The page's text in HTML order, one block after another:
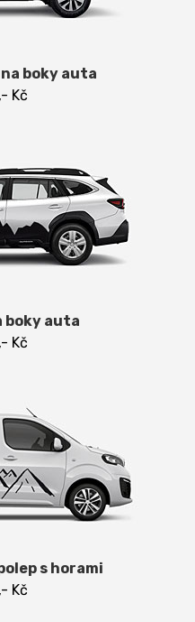
boky auta
Kč
boky auta
Kč
s horami
Kč